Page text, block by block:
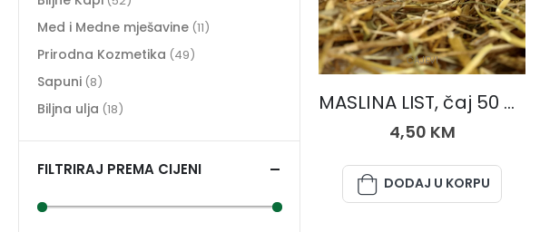
ČAJEVI
MASLINA LIST, čaj 50 gr.
4,50 KM
DODAJ U KORPU
Med i Medne mješavine (11)
Prirodna Kozmetika (49)
Sapuni (8)
Biljna ulja (18)
FILTRIRAJ PREMA CIJENI